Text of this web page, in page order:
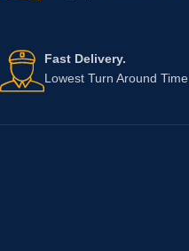
Fast Delivery.
Lowest Turn Around Time